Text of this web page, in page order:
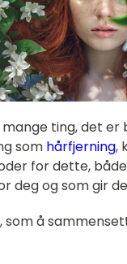
ting, det er
som hårfjerning,
for dette,
deg og som gir
som å